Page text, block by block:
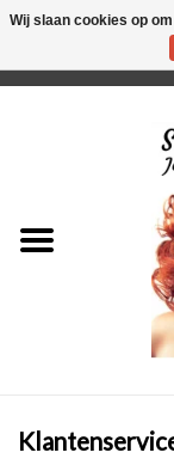
Just for Him
Plus Size Sieraden
Wij slaan cookies op